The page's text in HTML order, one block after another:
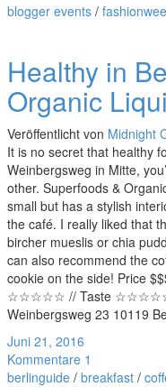
blogger events /
Healthy in
Organic
Veröffentlicht von Midnight
It is no secret that healthy
Weinbergsweg in Mitte,
other. Superfoods &
small but has a stylish
the café. I really liked that
bircher mueslis or chia
can also recommend the
cookie on the side! Price
☆☆☆☆☆ // Taste ☆☆☆☆☆
Weinbergsweg 23 10119
Juni 21, 2016
Kommentare 1
berlinguide / breakfast /